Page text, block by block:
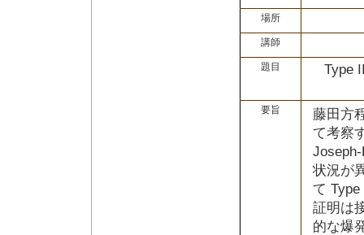
場所
講師
題目 Type
要旨
藤田方
て考察
状況が
て
証明は
的な爆